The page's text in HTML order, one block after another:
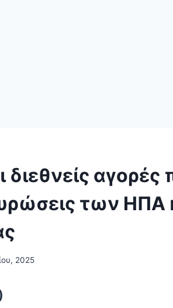
διεθνείς αγορές
των ΗΠΑ
2025